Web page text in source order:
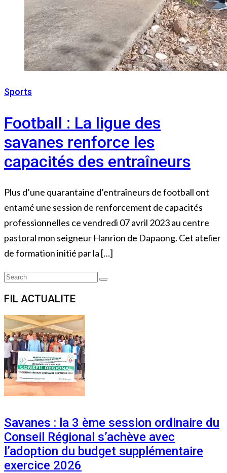
Sports
Football : La ligue des
savanes renforce les
capacités des entraîneurs
Plus d’une quarantaine d’entraîneurs de football ont
entamé une session de renforcement de capacités
professionnelles ce vendredi 07 avril 2023 au centre
pastoral mon seigneur Hanrion de Dapaong. Cet atelier
de formation initié par la […]
Search
Search
FIL ACTUALITE
Savanes : la 3 ème session ordinaire du
Conseil Régional s’achève avec
l’adoption du budget supplémentaire
exercice 2026